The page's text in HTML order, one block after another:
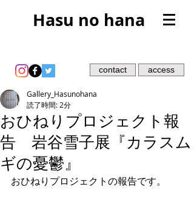
Hasu no hana
contact access
おひねりプロジェクト報
告 岩谷雪子展『カラスム
ギの憂鬱』
Gallery_Hasunohana
読了時間: 2分
おひねりプロジェクトの報告です。